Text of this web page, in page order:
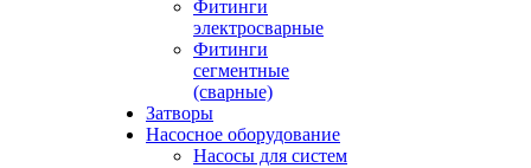
Фитинги
электросварные
Фитинги
сегментные
(сварные)
Затворы
Насосное оборудование
Насосы для систем